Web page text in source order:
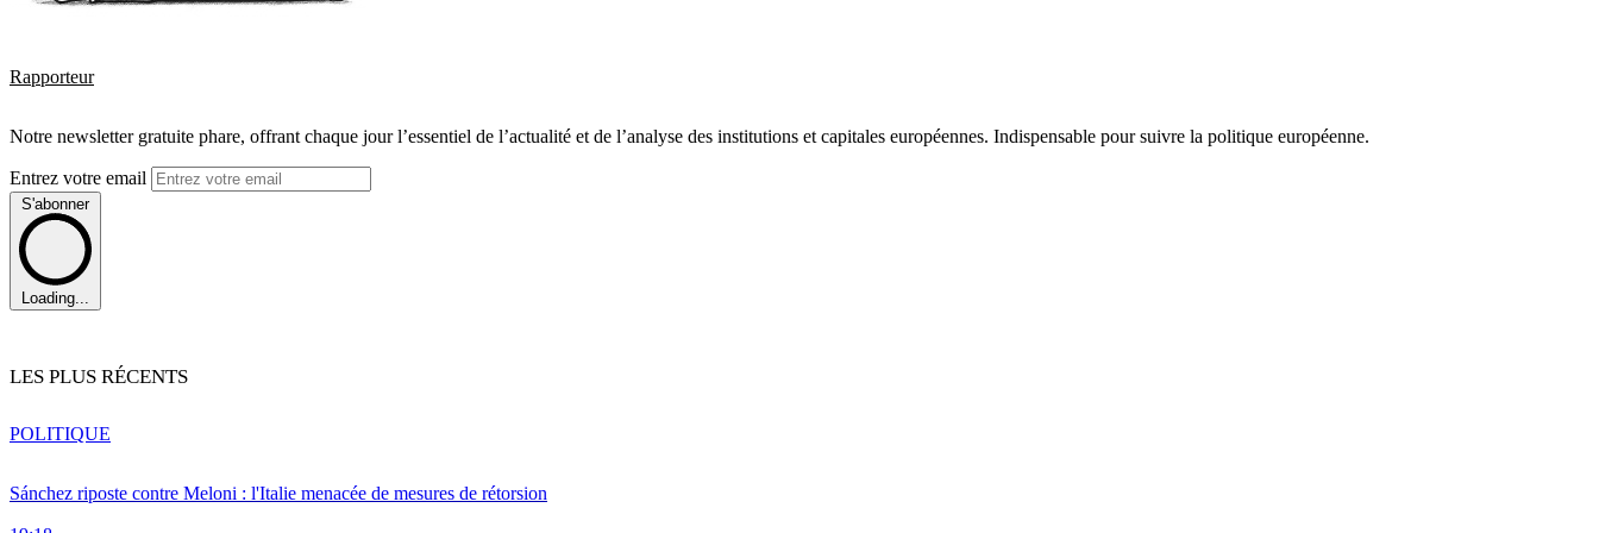
Rapporteur
Notre newsletter gratuite phare, offrant chaque jour l’essentiel de l’actualité et de l’analyse des institutions et capitales européennes. Indispensable pour suivre la politique européenne.
Entrez votre email
S'abonner
Loading...
LES PLUS RÉCENTS
Sánchez riposte contre Meloni : l'Italie menacée de mesures de rétorsion
POLITIQUE